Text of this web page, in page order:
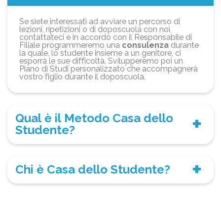
Se siete interessati ad avviare un percorso di
lezioni, ripetizioni o di doposcuola con noi,
contattateci e in accordo con il Responsabile di
Filiale programmeremo una consulenza durante
la quale, lo studente insieme a un genitore, ci
esporrà le sue difficoltà. Svilupperemo poi un
Piano di Studi personalizzato che accompagnerà
vostro figlio durante il doposcuola.
Qual è il Metodo Casa dello
Studente?
Chi è Casa dello Studente?